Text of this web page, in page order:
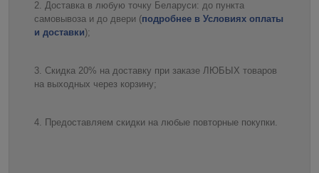
Доставка в любую точку Беларуси: до пункта
самовывоза и до двери (подробнее в Условиях оплаты
и доставки);
Скидка 20% на доставку при заказе ЛЮБЫХ товаров
на выходных через корзину;
Предоставляем скидки на любые повторные покупки.